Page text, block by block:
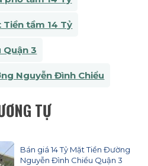
tầm 14 Tỷ
3
Nguyễn Đình Chiểu
TỰ
Bán giá 14 Tỷ Mặt Tiền Đường
Nguyễn Đình Chiểu Quận 3